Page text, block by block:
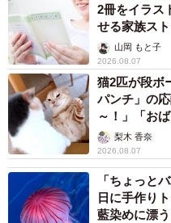
2冊をイラス
せる家族ス
山岡 もと子
2026.08.07
猫2匹が段ボ
パンチ」の
～！」「お
梨木 香奈
2026.08.07
「ちょっと
日に手作り
藍染めに漂